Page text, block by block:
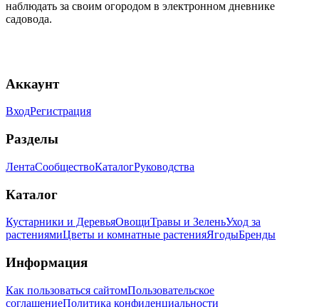
наблюдать за своим огородом в электронном дневнике
садовода.
Аккаунт
ВходРегистрация
Разделы
ЛентаСообществоКаталогРуководства
Каталог
Кустарники и ДеревьяОвощиТравы и ЗеленьУход за
растениямиЦветы и комнатные растенияЯгодыБренды
Информация
Как пользоваться сайтомПользовательское
соглашениеПолитика конфиденциальности